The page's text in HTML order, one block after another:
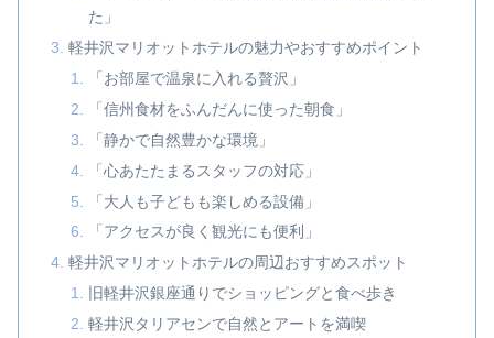
た」
軽井沢マリオットホテルの魅力やおすすめポイント
「お部屋で温泉に入れる贅沢」
「信州食材をふんだんに使った朝食」
「静かで自然豊かな環境」
「心あたたまるスタッフの対応」
「大人も子どもも楽しめる設備」
「アクセスが良く観光にも便利」
軽井沢マリオットホテルの周辺おすすめスポット
旧軽井沢銀座通りでショッピングと食べ歩き
軽井沢タリアセンで自然とアートを満喫